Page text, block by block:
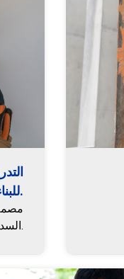
للبناء وإعادة التأهيل.
السد.